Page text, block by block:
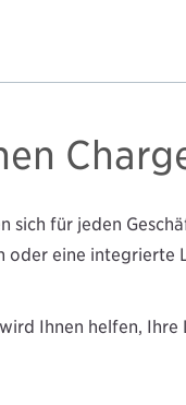
sich für jeden
eine
Ihnen helfen,